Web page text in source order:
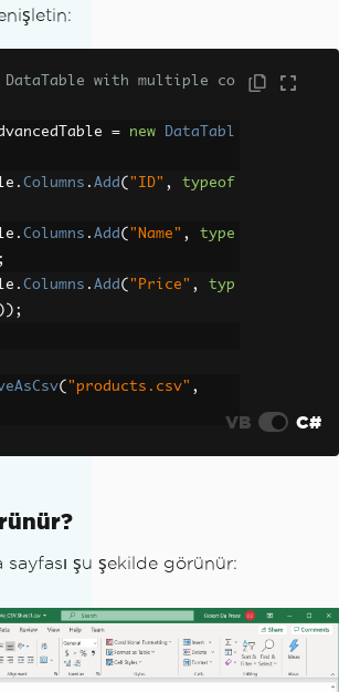
with multiple co
= new
DataTabl
. Columns . Add ( "ID" ,
typeof
. Columns . Add ( "Name" ,
type
. Columns . Add ( "Price" ,
typ
));
( "products.csv" ,
VB C#
sayfası şu şekilde görünür: